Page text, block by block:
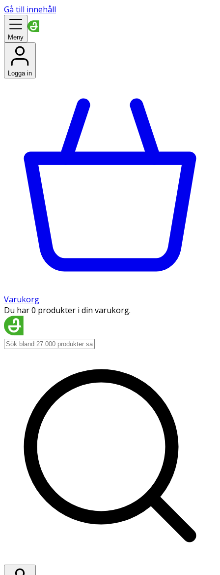
Gå till innehåll
Meny
Logga in
Varukorg
Du har 0 produkter i din varukorg.